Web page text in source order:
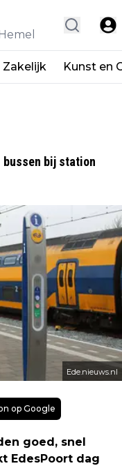
Zakelijk Kunst en
bussen bij station
Ede.nieuws.nl
op Google
goed, snel
EdesPoort dag